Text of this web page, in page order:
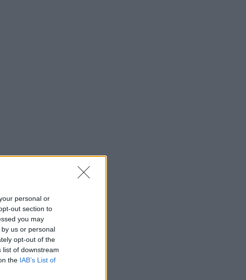
personal or
out section to
you may
us or personal
opt-out of the
list of downstream
the IAB’s List of